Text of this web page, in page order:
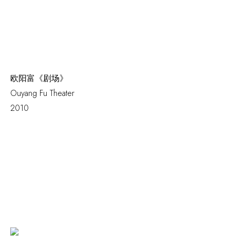
欧阳富《剧场》
Ouyang Fu Theater
2010